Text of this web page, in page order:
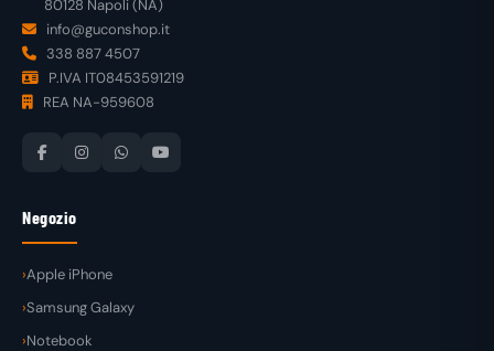
80128 Napoli (NA)
info@guconshop.it
338 887 4507
P.IVA IT08453591219
REA NA-959608
Negozio
Apple iPhone
Samsung Galaxy
Notebook